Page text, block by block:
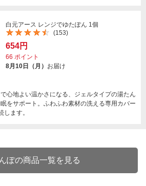
白元アース レンジでゆたぽん 1個
(153)
654円
66 ポイント
8月10日（月） お届け
心地よい温かさになる、ジェルタイプの湯たん
をサポート。ふわふわ素材の洗える専用カバー
ます。
ぽの商品一覧を見る